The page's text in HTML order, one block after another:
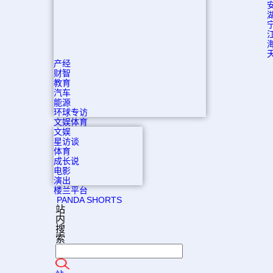
产经
财智
教育
汽车
能源
环球专访
文娱体育
文娱
星访谈
体育
成长说
电影
演出
楼兰平台
PANDA SHORTS
站
内
搜
索